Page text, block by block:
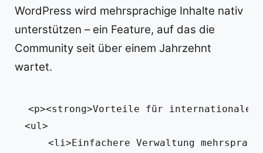
WordPress wird mehrsprachige Inhalte nativ
unterstützen – ein Feature, auf das die
Community seit über einem Jahrzehnt
wartet.
<p><strong>Vorteile für internationale
<ul>
<li>Einfachere Verwaltung